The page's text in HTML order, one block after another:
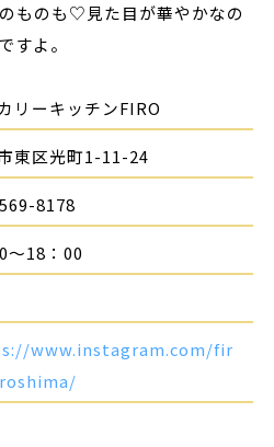
ものも♡見た目が華やかなの
すよ。
リーキッチンFIRO
東区光町1-11-24
8178
～18：00
www.instagram.com/fir